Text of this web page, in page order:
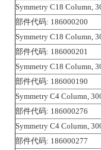
Symmetry C18 Column,
部件代码: 186000200
Symmetry C18 Column,
部件代码: 186000201
Symmetry C18 Column,
部件代码: 186000190
Symmetry C4 Column,
部件代码: 186000276
Symmetry C4 Column,
部件代码: 186000277